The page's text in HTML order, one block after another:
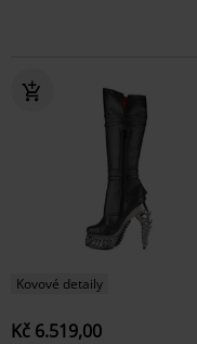
Kovové detaily
Kč 6.519,00